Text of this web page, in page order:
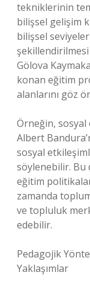
tekniklerinin
bilişsel gelişim
bilişsel
Gölova
konan eğitim
alanlarını göz
Örneğin,
Albert
sosyal
söylenebilir. Bu
eğitim
zamanda
ve topluluk
edebilir.
Pedagojik
Yaklaşımlar